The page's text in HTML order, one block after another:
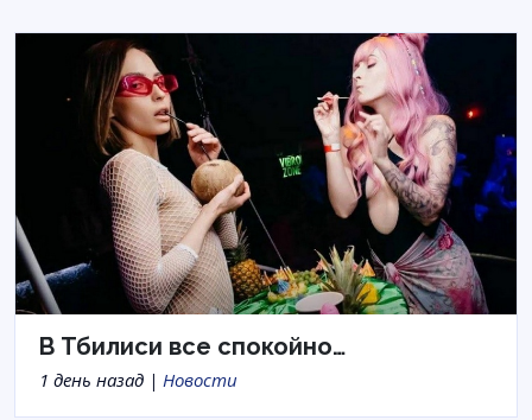
В Тбилиси все спокойно…
1 день назад | Новости